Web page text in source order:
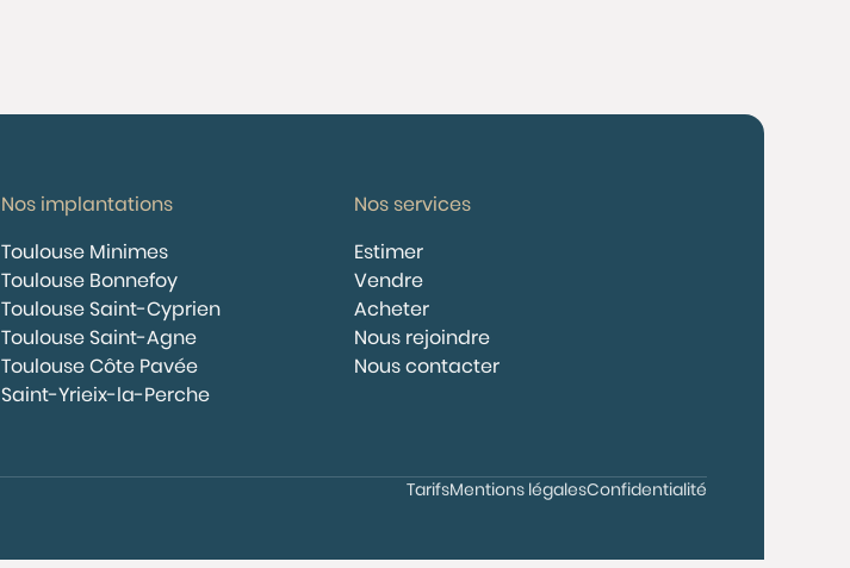
Nos implantations
Toulouse Minimes
Toulouse Bonnefoy
Toulouse Saint-Cyprien
Toulouse Saint-Agne
Toulouse Côte Pavée
Saint-Yrieix-la-Perche
Nos services
Estimer
Vendre
Acheter
Nous rejoindre
Nous contacter
TarifsMentions légalesConfidentialité